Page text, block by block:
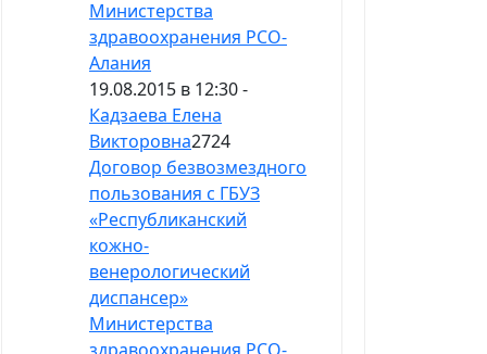
Министерства
здравоохранения РСО-
Алания
19.08.2015 в 12:30 -
Кадзаева Елена
Викторовна2724
Договор безвозмездного
пользования с ГБУЗ
«Республиканский
кожно-
венерологический
диспансер»
Министерства